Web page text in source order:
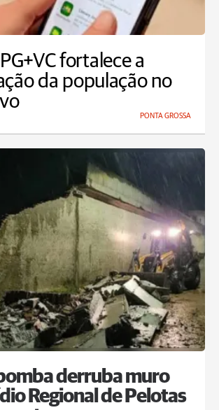
fortalece a
da população no
PONTA GROSSA
derruba muro
Regional de Pelotas